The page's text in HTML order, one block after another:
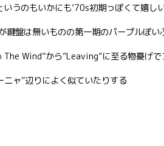
うのもいかにも’70s初期っぽくて嬉し
鍵盤は無いものの第一期のパープルぽい
Wind”から”Leaving”に至る物憂げ
ャ”辺りによく似ていたりする